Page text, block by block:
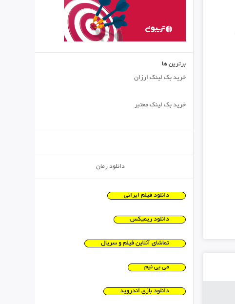
برترین ها
خرید بک لینک ارزان
خرید بک لینک معتبر
دانلود رمان
دانلود فیلم ایرانی
دانلود ریمیکس
تماشای آنلاین فیلم و سریال
می بی نیم
دانلود بازی اندروید